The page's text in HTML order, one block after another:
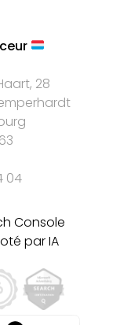
28
04
Console
par IA